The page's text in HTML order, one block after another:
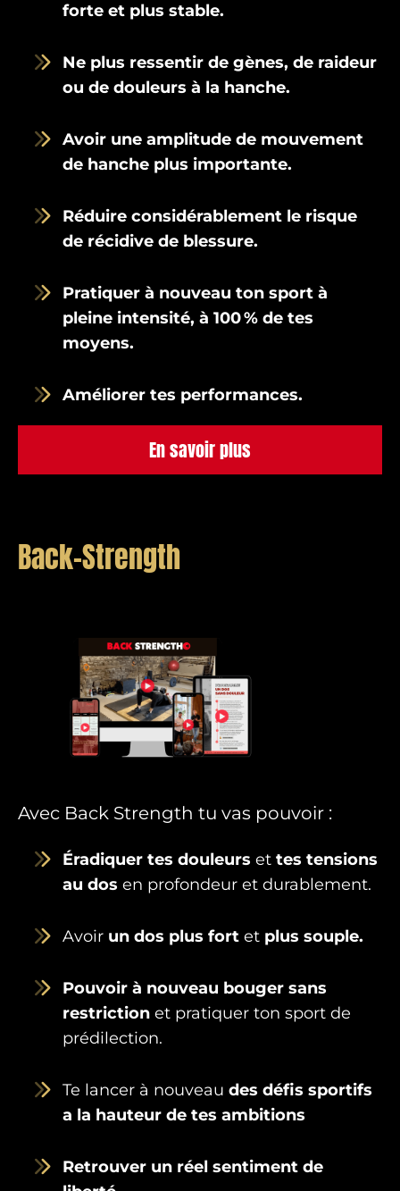
forte et plus stable.
Ne plus ressentir de gènes, de raideur
ou de douleurs à la hanche.
Avoir une amplitude de mouvement
de hanche plus importante.
Réduire considérablement le risque
de récidive de blessure.
Pratiquer à nouveau ton sport à
pleine intensité, à 100 % de tes
moyens.
Améliorer tes performances.
En savoir plus
Back-Strength
Avec Back Strength tu vas pouvoir :
Éradiquer tes douleurs et tes tensions
au dos en profondeur et durablement.
Avoir un dos plus fort et plus souple.
Pouvoir à nouveau bouger sans
restriction et pratiquer ton sport de
prédilection.
Te lancer à nouveau des défis sportifs
a la hauteur de tes ambitions
Retrouver un réel sentiment de